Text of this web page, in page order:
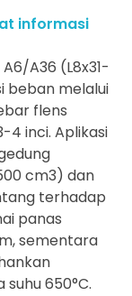
informasi
A36 (L8x31-
beban melalui
flens
4 inci. Aplikasi
cm3) dan
terhadap
panas
sementara
650°C.